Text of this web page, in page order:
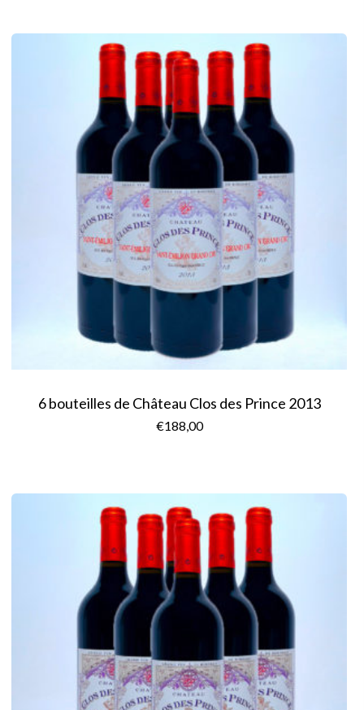
6 bouteilles de Château Clos des Prince 2013
€188,00